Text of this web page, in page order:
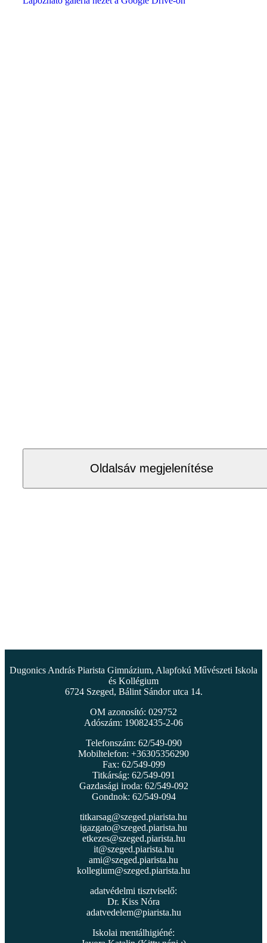
Oldalsáv megjelenítése
Dugonics András Piarista Gimnázium, Alapfokú Művészeti Iskola
és Kollégium
6724 Szeged, Bálint Sándor utca 14.
OM azonosító: 029752
Adószám: 19082435-2-06
Telefonszám: 62/549-090
Mobiltelefon: +36305356290
Fax: 62/549-099
Titkárság: 62/549-091
Gazdasági iroda: 62/549-092
Gondnok: 62/549-094
titkarsag@szeged.piarista.hu
igazgato@szeged.piarista.hu
etkezes@szeged.piarista.hu
it@szeged.piarista.hu
ami@szeged.piarista.hu
kollegium@szeged.piarista.hu
adatvédelmi tisztviselő:
Dr. Kiss Nóra
adatvedelem@piarista.hu
Iskolai mentálhigiéné: